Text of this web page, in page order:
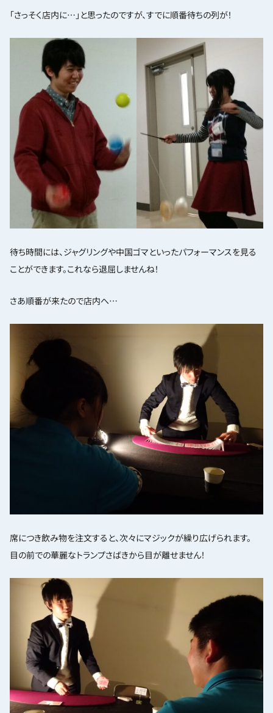
「さっそく店内に…」と思ったのですが、すでに順番待ちの列が！
待ち時間には、ジャグリングや中国ゴマといったパフォーマンスを見る
ことができます。これなら退屈しませんね！
さあ順番が来たので店内へ…
席につき飲み物を注文すると、次々にマジックが繰り広げられます。
目の前での華麗なトランプさばきから目が離せません！